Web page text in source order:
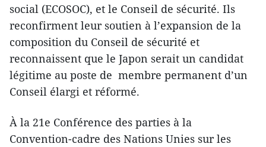
social (ECOSOC), et le Conseil de sécurité. Ils
reconfirment leur soutien à l’expansion de la
composition du Conseil de sécurité et
reconnaissent que le Japon serait un candidat
légitime au poste de membre permanent d’un
Conseil élargi et réformé.
À la 21e Conférence des parties à la
Convention-cadre des Nations Unies sur les